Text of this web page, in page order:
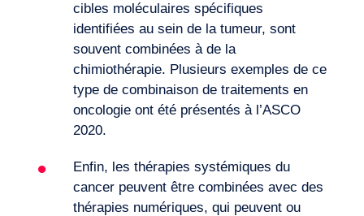
cibles moléculaires spécifiques
identifiées au sein de la tumeur, sont
souvent combinées à de la
chimiothérapie. Plusieurs exemples de ce
type de combinaison de traitements en
oncologie ont été présentés à l’ASCO
2020.
Enfin, les thérapies systémiques du
cancer peuvent être combinées avec des
thérapies numériques, qui peuvent ou